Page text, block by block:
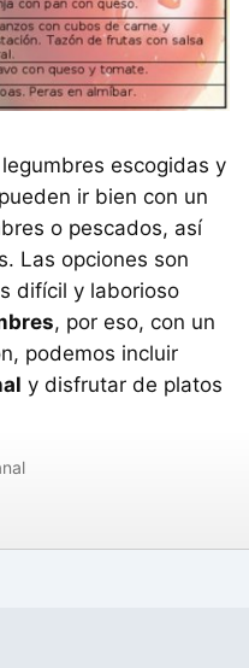
escogidas y
ir bien con un
o pescados, así
Las opciones son
difícil y laborioso
, por eso, con un
podemos incluir
y disfrutar de platos